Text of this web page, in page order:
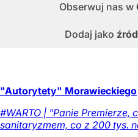
Obserwuj nas w
Dodaj jako
"Autorytety" Morawieckiego
#WARTO | "Panie Premierze,
sanitaryzmem, co z 200 tys.